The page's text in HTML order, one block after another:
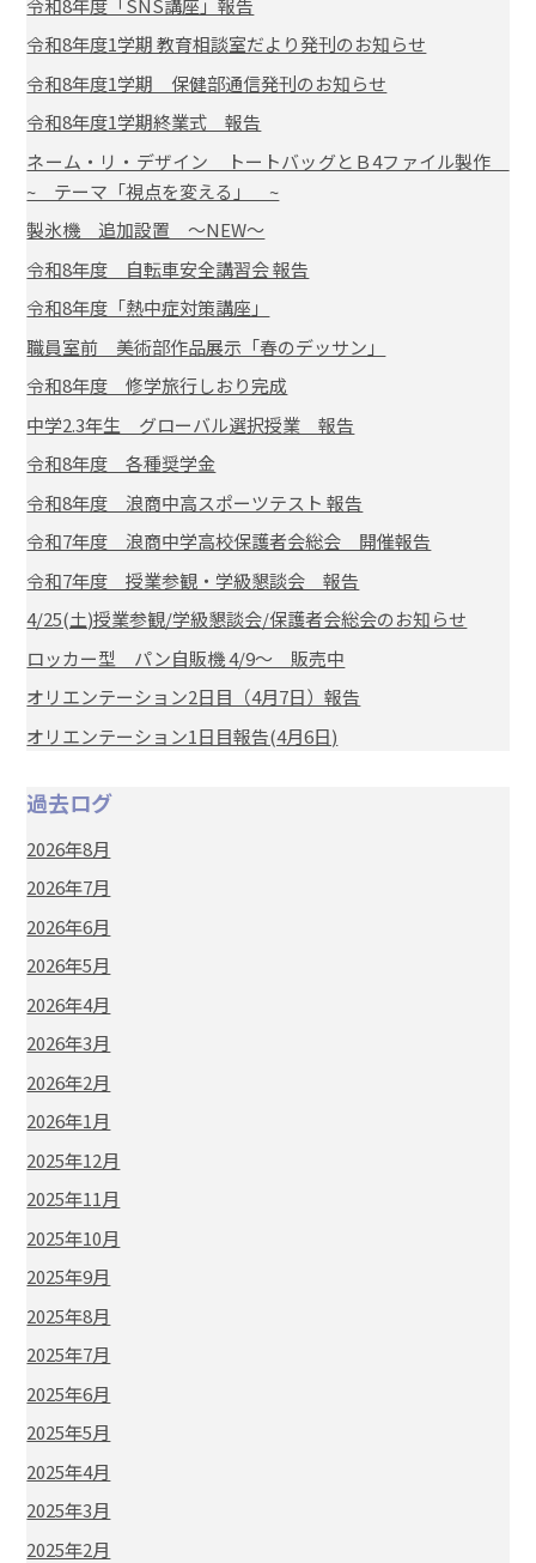
令和8年度「SNS講座」報告
令和8年度1学期 教育相談室だより発刊のお知らせ
令和8年度1学期 保健部通信発刊のお知らせ
令和8年度1学期終業式 報告
ネーム・リ・デザイン トートバッグとＢ4ファイル製作
~ テーマ「視点を変える」 ~
製氷機 追加設置 ～NEW～
令和8年度 自転車安全講習会 報告
令和8年度「熱中症対策講座」
職員室前 美術部作品展示「春のデッサン」
令和8年度 修学旅行しおり完成
中学2.3年生 グローバル選択授業 報告
令和8年度 各種奨学金
令和8年度 浪商中高スポーツテスト 報告
令和7年度 浪商中学高校保護者会総会 開催報告
令和7年度 授業参観・学級懇談会 報告
4/25(土)授業参観/学級懇談会/保護者会総会のお知らせ
ロッカー型 パン自販機 4/9～ 販売中
オリエンテーション2日目（4月7日）報告
オリエンテーション1日目報告(4月6日)
過去ログ
2026年8月
2026年7月
2026年6月
2026年5月
2026年4月
2026年3月
2026年2月
2026年1月
2025年12月
2025年11月
2025年10月
2025年9月
2025年8月
2025年7月
2025年6月
2025年5月
2025年4月
2025年3月
2025年2月